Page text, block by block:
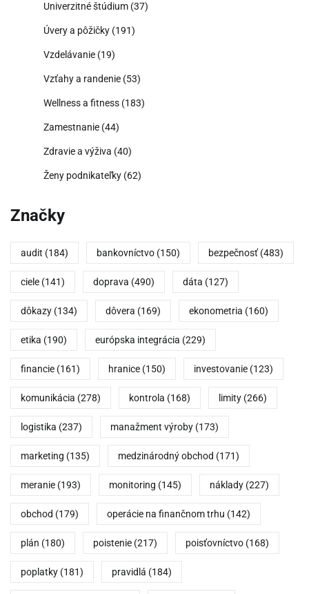
Univerzitné štúdium (37)
Úvery a pôžičky (191)
Vzdelávanie (19)
Vzťahy a randenie (53)
Wellness a fitness (183)
Zamestnanie (44)
Zdravie a výživa (40)
Ženy podnikateľky (62)
Značky
audit (184) bankovníctvo (150) bezpečnosť (483)
ciele (141) doprava (490) dáta (127)
dôkazy (134) dôvera (169) ekonometria (160)
etika (190) európska integrácia (229)
financie (161) hranice (150) investovanie (123)
komunikácia (278) kontrola (168) limity (266)
logistika (237) manažment výroby (173)
marketing (135) medzinárodný obchod (171)
meranie (193) monitoring (145) náklady (227)
obchod (179) operácie na finančnom trhu (142)
plán (180) poistenie (217) poisťovníctvo (168)
poplatky (181) pravidlá (184)